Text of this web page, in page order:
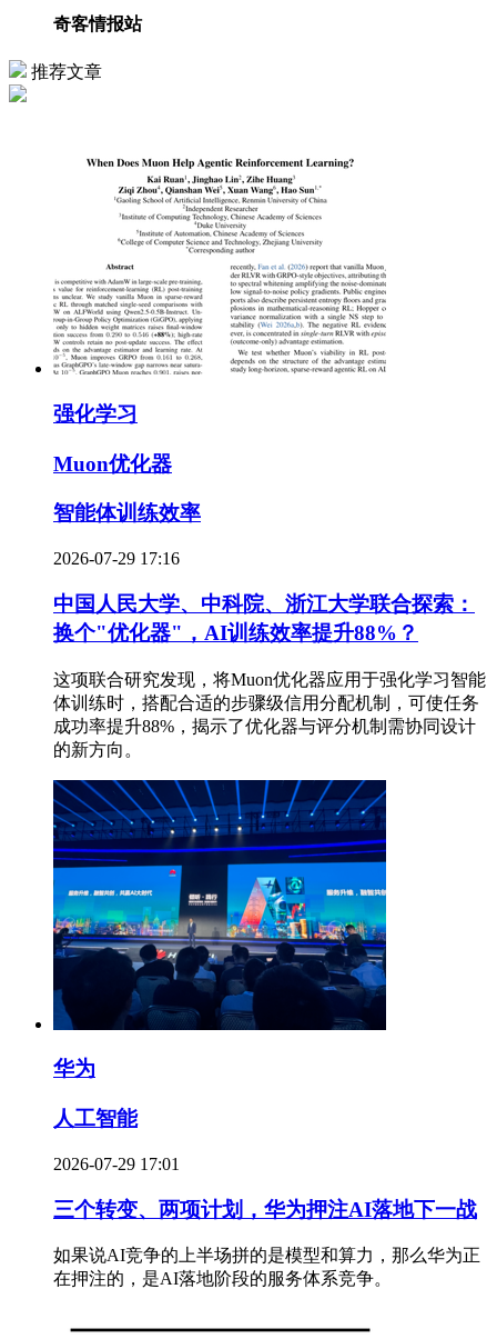
奇客情报站
推荐文章
强化学习
Muon优化器
智能体训练效率
2026-07-29 17:16
中国人民大学、中科院、浙江大学联合探索：
换个"优化器"，AI训练效率提升88%？
这项联合研究发现，将Muon优化器应用于强化学习智能
体训练时，搭配合适的步骤级信用分配机制，可使任务
成功率提升88%，揭示了优化器与评分机制需协同设计
的新方向。
华为
人工智能
2026-07-29 17:01
三个转变、两项计划，华为押注AI落地下一战
如果说AI竞争的上半场拼的是模型和算力，那么华为正
在押注的，是AI落地阶段的服务体系竞争。